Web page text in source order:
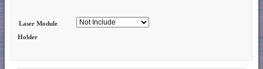
Laser Module
Holder